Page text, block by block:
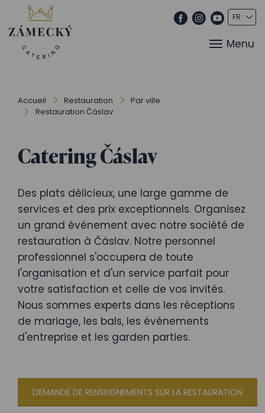
Menu
Accueil Restauration
Par ville
Restauration Čáslav
Catering Čáslav
Des plats délicieux, une large gamme de
services et des prix exceptionnels. Organisez
un grand événement avec notre société de
restauration à Čáslav. Notre personnel
professionnel s'occupera de toute
l'organisation et d'un service parfait pour
votre satisfaction et celle de vos invités.
Nous sommes experts dans les réceptions
de mariage, les bals, les événements
d'entreprise et les garden parties.
DEMANDE DE RENSEIGNEMENTS SUR LA RESTAURATION